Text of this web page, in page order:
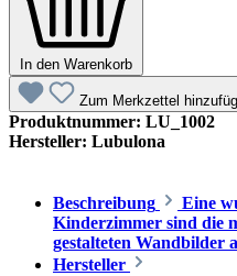
In den Warenkorb
Zum Merkzettel
Produktnummer: LU_1002
Hersteller: Lubulona
Beschreibung
Eine
Kinderzimmer sind die
gestalteten Wandbilder
Hersteller